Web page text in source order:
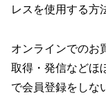
レスを使用する方
オンラインでのお
取得・発信などほ
で会員登録をしな